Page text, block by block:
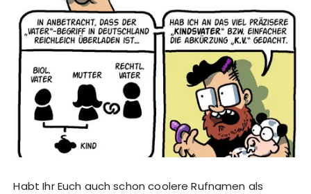
Habt Ihr Euch auch schon coolere Rufnamen als